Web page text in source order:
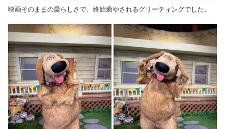
映画そのままの愛らしさで、終始癒やされるグリーティングでした。